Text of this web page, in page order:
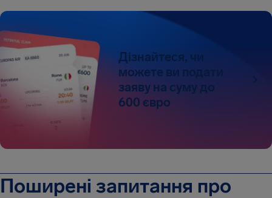
Дізнайтеся, чи
можете ви подати
заяву на суму до
600 євро
Поширені запитання про